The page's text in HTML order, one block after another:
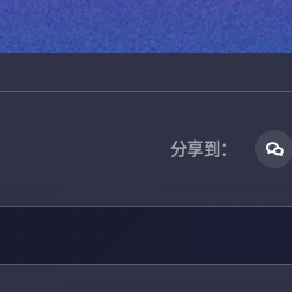
分享到：